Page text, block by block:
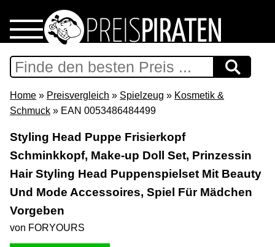
Home
Download
Support & Newsletter
Presse
Datenschutz
Home » Preisvergleich » Spielzeug » Kosmetik &
Schmuck » EAN 0053486484499
Styling Head Puppe Frisierkopf
Schminkkopf, Make-up Doll Set, Prinzessin
Hair Styling Head Puppenspielset Mit Beauty
Und Mode Accessoires, Spiel Für Mädchen
Vorgeben
von FORYOURS